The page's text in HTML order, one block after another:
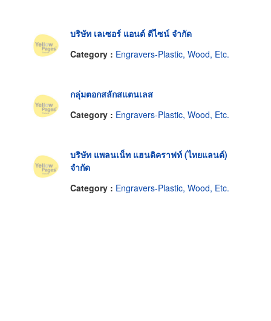
บริษัท เลเซอร์ แอนด์ ดีไซน์ จำกัด
Category : Engravers-Plastic, Wood, Etc.
กลุ่มตอกสลักสแตนเลส
Category : Engravers-Plastic, Wood, Etc.
บริษัท แพลนเน็ท แฮนดิคราฟท์ (ไทยแลนด์)
จำกัด
Category : Engravers-Plastic, Wood, Etc.